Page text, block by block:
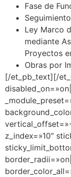
Fase de
Ley Marco
mediante
Proyectos
Obras por
[/et_pb_text][/
z_index=»10″